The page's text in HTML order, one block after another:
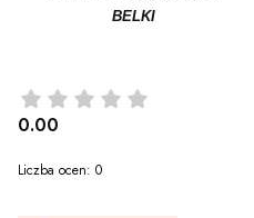
BELKI
0.00
Liczba ocen: 0